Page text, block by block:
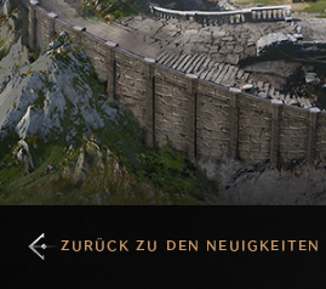
ZURÜCK ZU DEN NEUIGKEITEN